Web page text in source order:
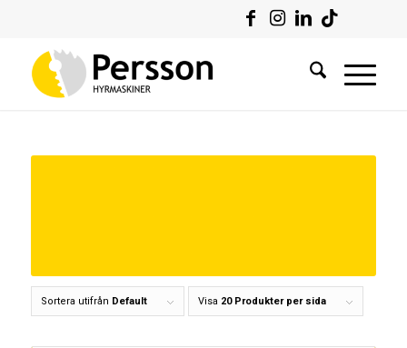
Sortera utifrån Default Visa 20 Produkter per sida